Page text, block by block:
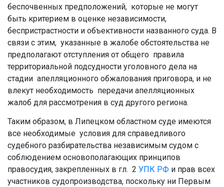
беспочвенных предположений, которые не могут
быть критерием в оценке независимости,
беспристрастности и объективности названного суда. В
связи с этим, указанные в жалобе обстоятельства не
предполагают отступления от общего правила
территориальной подсудности уголовного дела на
стадии апелляционного обжалования приговора, и не
влекут необходимость передачи апелляционных
жалоб для рассмотрения в суд другого региона.
Таким образом, в Липецком областном суде имеются
все необходимые условия для справедливого
судебного разбирательства независимым судом с
соблюдением основополагающих принципов
правосудия, закрепленных в гл. 2 УПК РФ и прав всех
участников судопроизводства, поскольку ни Первым